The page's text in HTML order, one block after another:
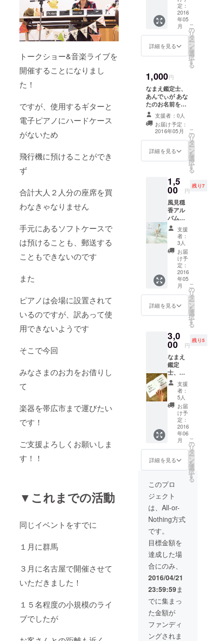
トークショー&音楽ライブを
開催することになりまし
た！
ですが、使用するギターと
電子ピアノにハードケース
がないため
飛行機に預けることができ
ず
合計大人２人分の座席を買
わなきゃなりません
手元にあるソフトケースで
は預けることも、郵送する
こともできないのです
また
ピアノは会場に設置されて
いるのですが、訳あって使
用できないようです
そこで今回
みなさまのお力をお借りし
て
楽器を帯広市まで運びたい
です！
ご支援よろしくお願いしま
す！！
▼これまでの活動
同じイベントをすでに
１月に群馬
３月に名古屋で開催させて
いただきました！
１５名程度の小規模のライ
ブでしたが
いで」
サイン&
メッ
セージ
付き ※
メッ
セージ
は一人
います
定：
2016
年05
月
詳細を見る
こ
の
リ
タ
ー
ン
を
選
択
す
る
1,000円
なまえ鑑定士、
あんでぃが あな
たのお名前を鑑
定します 鑑定結
果をメールにて
お送りさせてい
ただきます
支援者：0人
お届け予定：
2016年05月
詳細を見る
こ
の
リ
タ
ー
ン
を
選
択
す
る
1,5
00 円
残り7
風見穏
香アル
バム
「あり
がと
う」 サ
イン&
メッ
セージ
付き ※
メッ
セージ
は一人
一人違
います
支援
者：
3人
お届
け予
定：
2016
年05
月
詳細を見る
こ
の
リ
タ
ー
ン
を
選
択
す
る
3,0
00 円
残り5
なまえ
鑑定
士、あ
んでぃ
が あな
たのお
名前か
ら紡ぐ
物語を
手書き
の本に
して届
けます
支援
者：
5人
お届
け予
定：
2016
年06
月
詳細を見る
こ
の
リ
タ
ー
ン
を
選
択
す
る
このプロ
ジェクト
は、All-or-
Nothing方式
です。
目標金額を
達成した場
合にのみ、
2016/04/21
23:59:59ま
でに集まっ
た金額が
ファンディ
ングされま